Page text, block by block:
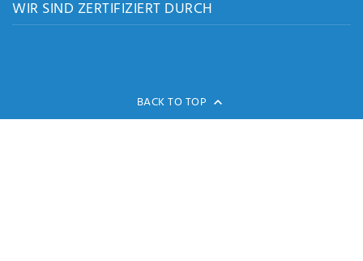
WIR SIND ZERTIFIZIERT DURCH
BACK TO TOP